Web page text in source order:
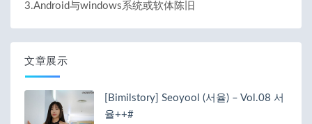
3.Android与windows系统或软体陈旧
文章展示
[Bimilstory] Seoyool (서율) – Vol.08 서
율++#